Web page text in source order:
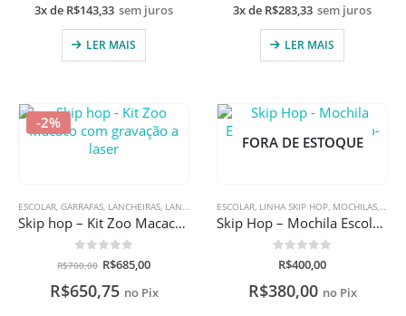
3x de R$143,33 sem juros
LER MAIS
3x de R$283,33 sem juros
LER MAIS
-2%
ESCOLAR GARRAFAS LANCHEIRAS LANCHEIRAS ,LINHA SKIP HOP,MOCHILAS,MOCHILAS
Skip hop – Kit Zoo Macaco com gravação a laser
de 5
R$700,00 R$685,00
R$650,75 no Pix
FORA DE ESTOQUE
ESCOLAR LINHA SKIP HOP MOCHILAS
Skip Hop – Mochila Escolar Spark Style Arco-Íris
0de 5
R$400,00
R$380,00 no Pix